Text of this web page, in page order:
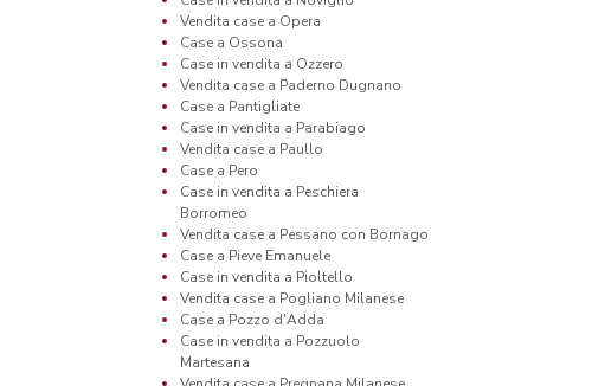
Vendita case a Opera
Case a Ossona
Case in vendita a Ozzero
Vendita case a Paderno Dugnano
Case a Pantigliate
Case in vendita a Parabiago
Vendita case a Paullo
Case a Pero
Case in vendita a Peschiera
Borromeo
Vendita case a Pessano con Bornago
Case a Pieve Emanuele
Case in vendita a Pioltello
Vendita case a Pogliano Milanese
Case a Pozzo d'Adda
Case in vendita a Pozzuolo
Martesana